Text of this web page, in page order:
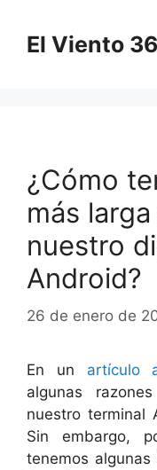
contenido
El Viento
¿Cómo
más
nuestro
Android?
26 de enero de
En un artículo
algunas
nuestro terminal
Sin embargo,
tenemos